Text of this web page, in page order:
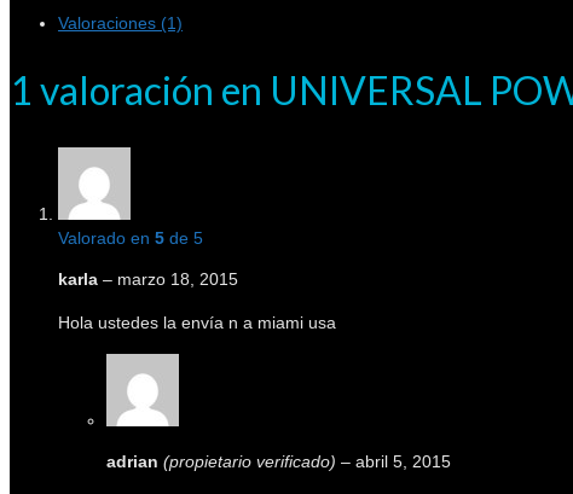
Valoraciones (1)
1 valoración en UNIVERSAL
Valorado en 5 de 5
karla – marzo 18, 2015
Hola ustedes la envía n a miami usa
adrian (propietario verificado) – abril 5, 2015